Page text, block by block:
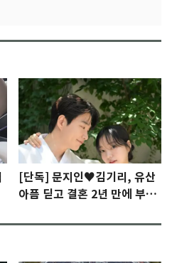
[단독] 문지인♥김기리, 유산
아픔 딛고 결혼 2년 만에 부모